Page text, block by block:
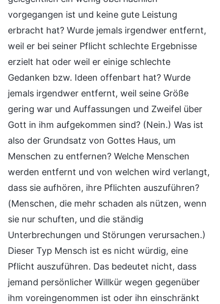
vorgegangen ist und keine gute Leistung
erbracht hat? Wurde jemals irgendwer entfernt,
weil er bei seiner Pflicht schlechte Ergebnisse
erzielt hat oder weil er einige schlechte
Gedanken bzw. Ideen offenbart hat? Wurde
jemals irgendwer entfernt, weil seine Größe
gering war und Auffassungen und Zweifel über
Gott in ihm aufgekommen sind? (Nein.) Was ist
also der Grundsatz von Gottes Haus, um
Menschen zu entfernen? Welche Menschen
werden entfernt und von welchen wird verlangt,
dass sie aufhören, ihre Pflichten auszuführen?
(Menschen, die mehr schaden als nützen, wenn
sie nur schuften, und die ständig
Unterbrechungen und Störungen verursachen.)
Dieser Typ Mensch ist es nicht würdig, eine
Pflicht auszuführen. Das bedeutet nicht, dass
jemand persönlicher Willkür wegen gegenüber
ihm voreingenommen ist oder ihn einschränkt